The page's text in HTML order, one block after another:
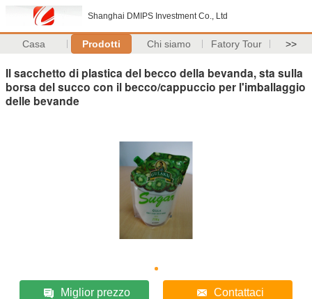
Shanghai DMIPS Investment Co., Ltd
Casa Prodotti Chi siamo Fatory Tour >>
Il sacchetto di plastica del becco della bevanda, sta sulla
borsa del succo con il becco/cappuccio per l'imballaggio
delle bevande
Miglior prezzo Contattaci